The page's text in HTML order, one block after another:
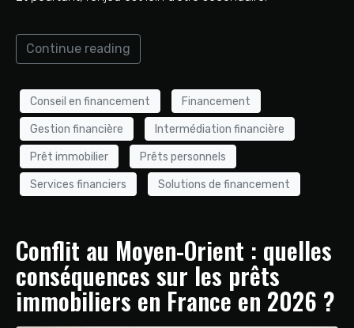
Continue reading
Conseil en financement Financement
Gestion financière Intermédiation financière
Prêt immobilier Prêts personnels
Services financiers Solutions de financement
Conflit au Moyen-Orient : quelles
conséquences sur les prêts
immobiliers en France en 2026 ?